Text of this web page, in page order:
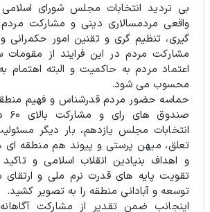
بی تردید انتخابات مجلس شورای
واقعی مردمسالاری دینی و مشارکت
گیری، تنظیم گری و تقنین امور
مشارکت مردم در این فرایند از مقومات
اعتماد مردم به حاکمیت و البته
محسوب می شود.
حماسه حضور مردم قدرشناس و فهیم
انتخابات مجلس یازدهم، بار دیگر
تعلق، میهن پرستی و پیوند هم منطقه ای
و اهداف بنیادین انقلاب اسلامی و
تقویت پایه های قدرت نرم ملی و ارتقای
توسعه و آبادانی منطقه را به تصویر کشید.
اینجانب ضمن تقدیر از مشارکت